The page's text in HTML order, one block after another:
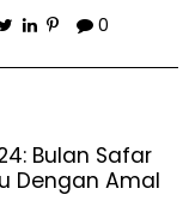
0
Bulan Safar
Dengan Amal